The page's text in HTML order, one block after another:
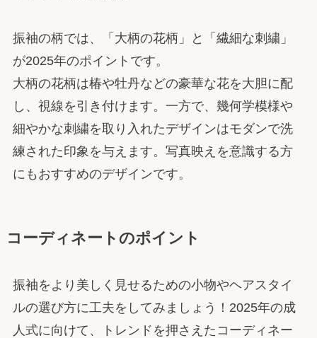
振袖の柄では、「大柄の花柄」と「繊細な刺繍」
が2025年のポイントです。
大柄の花柄は椿や牡丹などの豪華な花を大胆に配
し、視線を引き付けます。一方で、幾何学模様や
細やかな刺繍を取り入れたデザインはモダンで洗
練された印象を与えます。写真映えを意識する方
にもおすすめのデザインです。
コーディネートのポイント
振袖をより美しく見せるための小物やヘアスタイ
ルの選び方に工夫をしてみましょう！2025年の成
人式に向けて、トレンドを押さえたコーディネー